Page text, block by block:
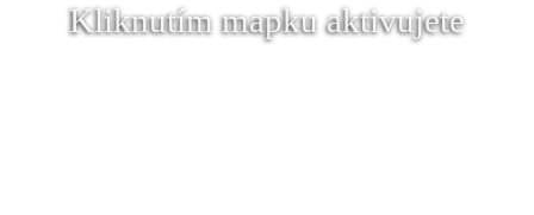
Kliknutím mapku aktivujete